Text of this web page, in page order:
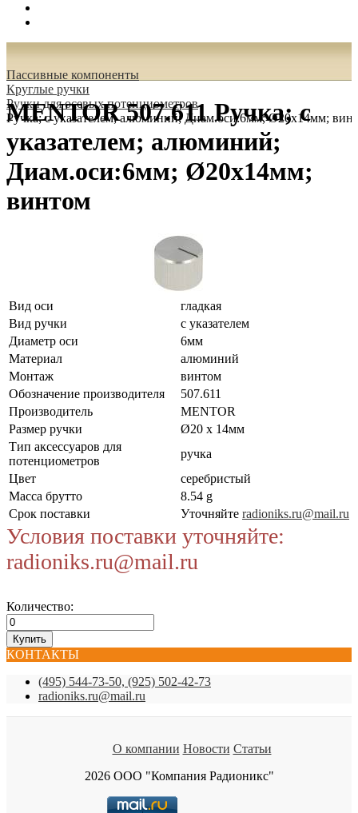
Пассивные компоненты
Круглые ручки
Ручки для осевых потенциометров
Ручка; с указателем; алюминий; Диам.оси:6мм; Ø20x14мм;
MENTOR 507.611 Ручка; с
указателем; алюминий;
Диам.оси:6мм; Ø20x14мм;
винтом
Вид оси
гладкая
Вид ручки
с указателем
Диаметр оси
6мм
Материал
алюминий
Монтаж
винтом
Обозначение производителя
507.611
Производитель
MENTOR
Размер ручки
Ø20 x 14мм
Тип аксессуаров для
потенциометров
ручка
Цвет
серебристый
Масса брутто
8.54 g
Срок поставки
Уточняйте radioniks.ru@mail.ru
Условия поставки уточняйте:
radioniks.ru@mail.ru
Количество:
КОНТАКТЫ
(495) 544-73-50, (925) 502-42-73
radioniks.ru@mail.ru
О компании Новости Статьи
2026 ООО "Компания Радионикс"